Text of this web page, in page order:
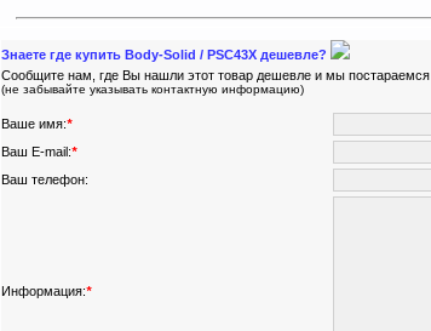
Знаете где купить Body-Solid / PSC43X дешевле?
Сообщите нам, где Вы нашли этот товар дешевле и мы постараемся
(не забывайте указывать контактную информацию)
Ваше имя:*
Ваш E-mail:*
Ваш телефон:
Информация:*